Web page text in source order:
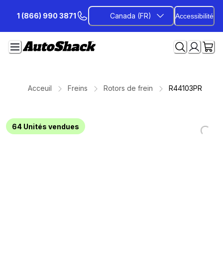
contenu
1 (866) 990 3871 Canada (FR) Accessibilité
Acceuil Freins Rotors de frein R44103PR
Loading...
64 Unités vendues
Loading...
Loading...
Loading...
Loading...
Loading...
Loading...